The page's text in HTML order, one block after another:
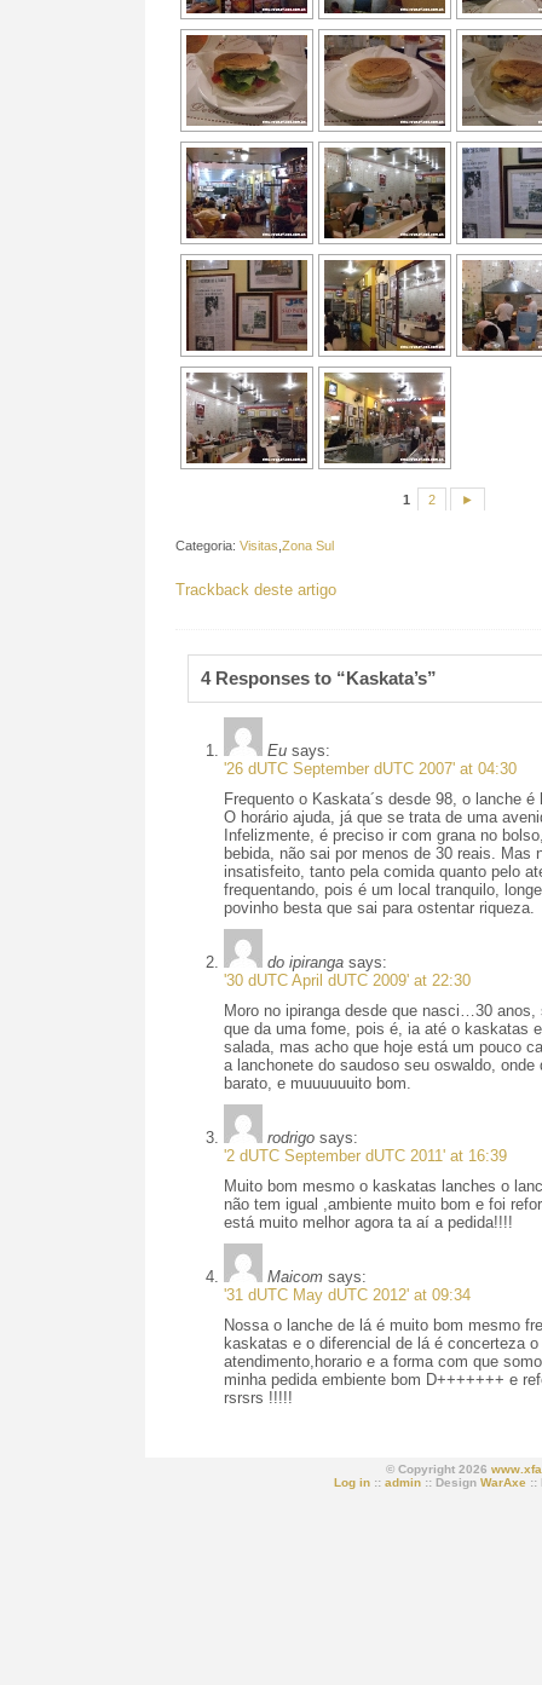
1 2 ►
Categoria: Visitas Zona Sul
Trackback deste artigo
4 Responses to “Kaskata’s”
Eu says:
'26 dUTC September dUTC 2007' at 04:30
Frequento o Kaskata´s desde 98, o lanche
O horário ajuda, já que se trata de uma
Infelizmente, é preciso ir com grana no
bebida, não sai por menos de 30 reais. Mas
insatisfeito, tanto pela comida quanto pelo
frequentando, pois é um local tranquilo,
povinho besta que sai para ostentar riqueza.
do ipiranga says:
'30 dUTC April dUTC 2009' at 22:30
Moro no ipiranga desde que nasci…30 anos,
que da uma fome, pois é, ia até o kaskatas
salada, mas acho que hoje está um pouco
a lanchonete do saudoso seu oswaldo, onde
barato, e muuuuuuito bom.
rodrigo says:
'2 dUTC September dUTC 2011' at 16:39
Muito bom mesmo o kaskatas lanches o
não tem igual ,ambiente muito bom e foi
está muito melhor agora ta aí a pedida!!!!
Maicom says:
'31 dUTC May dUTC 2012' at 09:34
Nossa o lanche de lá é muito bom mesmo
kaskatas e o diferencial de lá é concerteza
atendimento,horario e a forma com que
minha pedida embiente bom D+++++++ e
rsrsrs !!!!!
© Copyright 2026
Log in:: admin:: Design WarAxe::